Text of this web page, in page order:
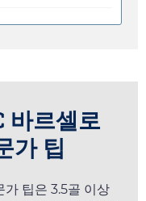
바르셀로
가 팁
가 팁은 3.5골 이상